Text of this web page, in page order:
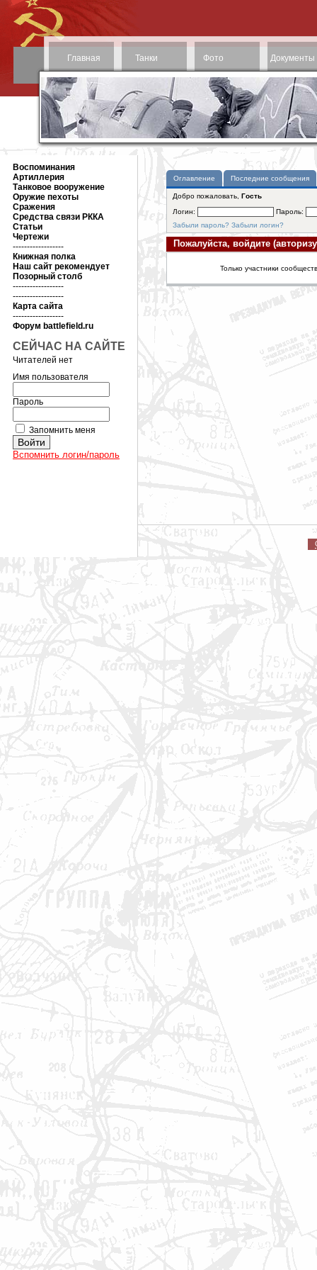
Главная Танки Фото Документы
Воспоминания
Артиллерия
Танковое вооружение
Оружие пехоты
Сражения
Средства связи РККА
Статьи
Чертежи
------------------
Книжная полка
Наш сайт рекомендует
Позорный столб
------------------
------------------
Карта сайта
------------------
Форум battlefield.ru
СЕЙЧАС НА САЙТЕ
Читателей нет
Имя пользователя
Пароль
Запомнить меня
Вспомнить логин/пароль
Оглавление Последние сообщения
Добро пожаловать, Гость
Логин:
Пароль:
Забыли пароль? Забыли логин?
Пожалуйста, войдите
Только участники